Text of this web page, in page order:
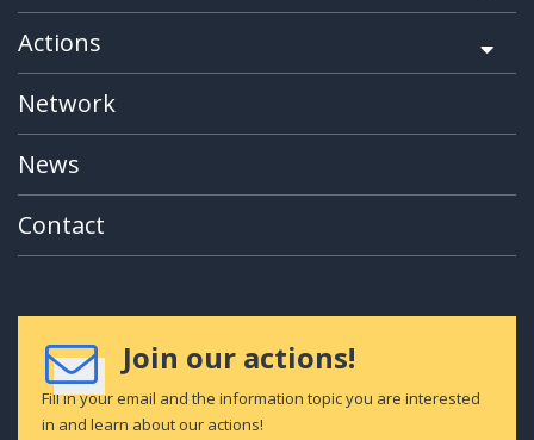
Actions
Network
News
Contact
Join our actions!
Fill in your email and the information topic you are interested
in and learn about our actions!